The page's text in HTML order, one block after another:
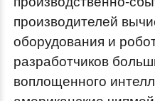
производителей
оборудования и
разработчиков
воплощенного